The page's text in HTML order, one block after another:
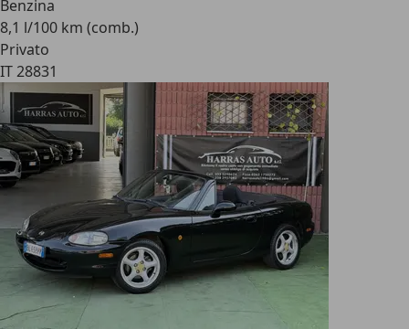
Benzina
8,1 l/100 km (comb.)
Privato
IT 28831